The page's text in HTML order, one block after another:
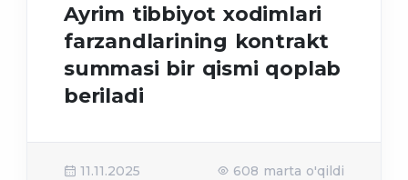
Ayrim tibbiyot xodimlari
farzandlarining kontrakt
summasi bir qismi qoplab
beriladi
11.11.2025 608 marta o'qildi